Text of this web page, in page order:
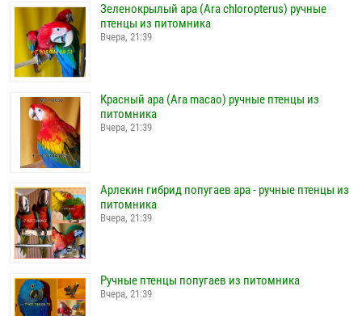
Зеленокрылый ара (Ara chloropterus) ручные
птенцы из питомника
Вчера, 21:39
Красный ара (Ara macao) ручные птенцы из
питомника
Вчера, 21:39
Арлекин гибрид попугаев ара - ручные птенцы из
питомника
Вчера, 21:39
Ручные птенцы попугаев из питомника
Вчера, 21:39